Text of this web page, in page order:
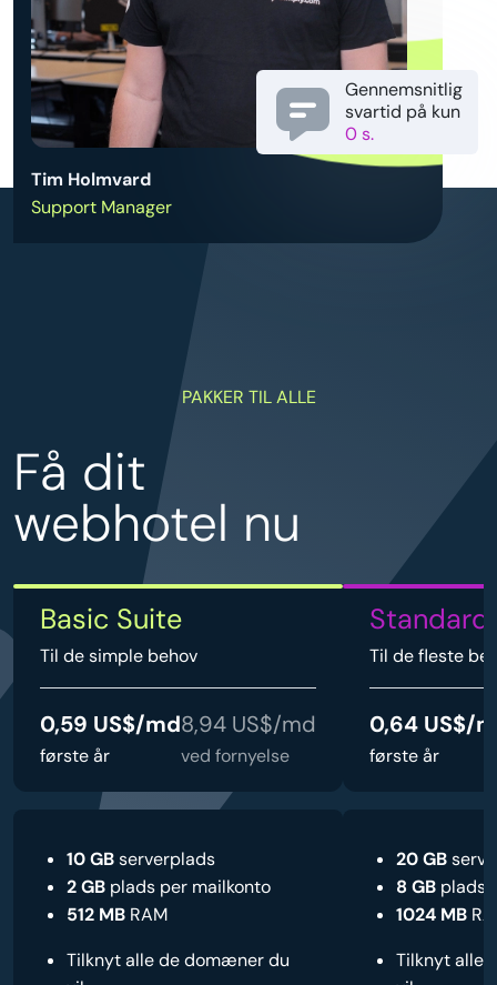
Tim Holmvard
Support Manager
Gennemsnitlig
svartid på kun
0 s.
PAKKER TIL ALLE
Få dit
webhotel nu
Basic Suite
Til de simple behov
0,59 US$/md
første år
8,94 US$/md
ved fornyelse
10 GBserverplads
2 GB plads per mailkonto
512 MB RAM
Tilknyt alle de domæner du
Standard
Til de fleste
0,64 US$/
første år
20 GB
8 GB plads
1024 MB
Tilknyt alle